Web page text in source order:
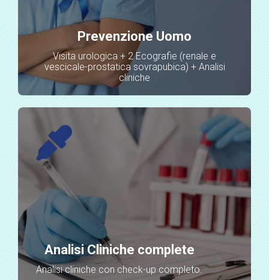
Prevenzione Uomo
Visita urologica + 2 Ecografie (renale e
vescicale-prostatica sovrapubica) + Analisi
cliniche
Analisi Cliniche complete
Analisi cliniche con check-up completo.